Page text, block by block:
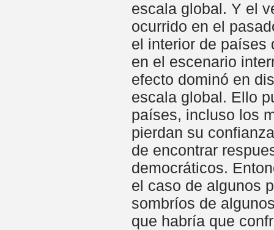
escala global. Y el
ocurrido en el
el interior de países
en el escenario
efecto dominó en
escala global. Ello
países, incluso los
pierdan su
de encontrar
democráticos.
el caso de algunos
sombríos de
que habría que